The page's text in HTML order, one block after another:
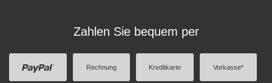
Zahlen Sie bequem per
Rechnung Kreditkarte Vorkasse*